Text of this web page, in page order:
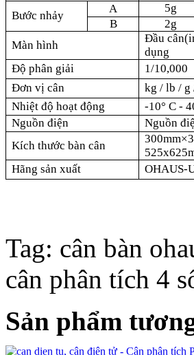
Bước nhảy
A 5g
B
2g
Màn hình
Đầu
dụng
Độ phân giải
1/10,000
Đơn vị cân
kg / lb / g
Nhiệt độ hoạt động
-10° C -
Nguồn điện
Nguồn
Kích thước bàn cân
Hãng sản xuất
OHAUS-
Tag: cân bàn
cân phân tích 4
Sản phẩm